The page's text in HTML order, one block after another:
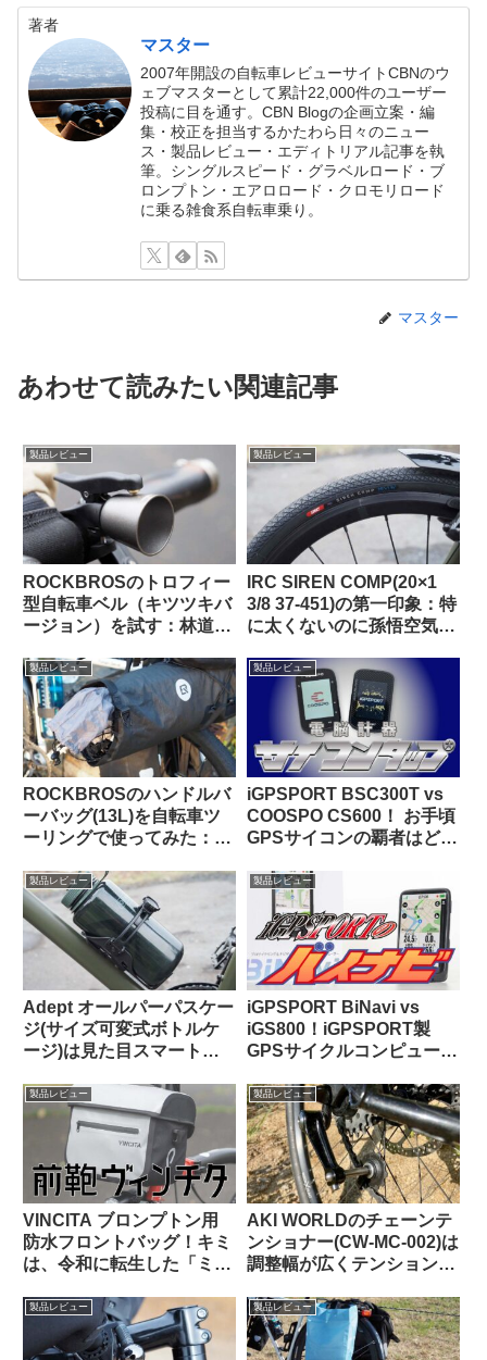
著者
マスター
2007年開設の自転車レビューサイトCBNのウ
ェブマスターとして累計22,000件のユーザー
投稿に目を通す。CBN Blogの企画立案・編
集・校正を担当するかたわら日々のニュー
ス・製品レビュー・エディトリアル記事を執
筆。シングルスピード・グラベルロード・ブ
ロンプトン・エアロロード・クロモリロード
に乗る雑食系自転車乗り。
マスター
あわせて読みたい関連記事
製品レビュー
ROCKBROSのトロフィー
型自転車ベル（キツツキバ
ージョン）を試す：林道サ
リ出会わないために…
製品レビュー
IRC SIREN COMP(20×1
3/8 37-451)の第一印象：特
に太くないのに孫悟空気分
（ガチ競技用の高級タイ
ヤ）【Tern Crest カスタマ
イズ】
製品レビュー
ROCKBROSのハンドルバ
ーバッグ(13L)を自転車ツ
ーリングで使ってみた：機
あり使っていて気持ちが良
い
製品レビュー
iGPSPORT BSC300T vs
COOSPO CS600！ お手頃
GPSサイコンの覇者はどっ
製品レビュー
Adept オールパーパスケー
ジ(サイズ可変式ボトルケ
ージ)は見た目スマートで
【Bikase ABCケージとの
比較あり】
製品レビュー
iGPSPORT BiNavi vs
iGS800！iGPSPORT製
GPSサイクルコンピュータ
製品レビュー
VINCITA ブロンプトン用
防水フロントバッグ！キミ
は、令和に転生した「ミニ
製品レビュー
AKI WORLDのチェーンテ
ンショナー(CW-MC-002)は
調整幅が広くテンションも
製品レビュー 製品レビュー